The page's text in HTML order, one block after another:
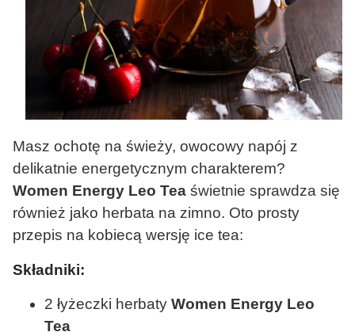
Masz ochotę na świeży, owocowy napój z
delikatnie energetycznym charakterem?
Women Energy Leo Tea świetnie sprawdza się
również jako herbata na zimno. Oto prosty
przepis na kobiecą wersję ice tea:
Składniki:
2 łyżeczki herbaty Women Energy Leo
Tea